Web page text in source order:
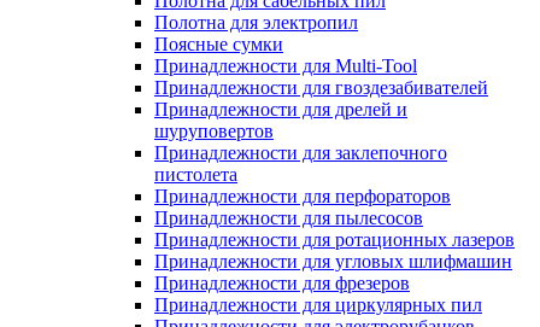
Полотна для электропил
Поясные сумки
Принадлежности для Multi-Tool
Принадлежности для гвоздезабивателей
Принадлежности для дрелей и
шуруповертов
Принадлежности для заклепочного
пистолета
Принадлежности для перфораторов
Принадлежности для пылесосов
Принадлежности для ротационных лазеров
Принадлежности для угловых шлифмашин
Принадлежности для фрезеров
Принадлежности для циркулярных пил